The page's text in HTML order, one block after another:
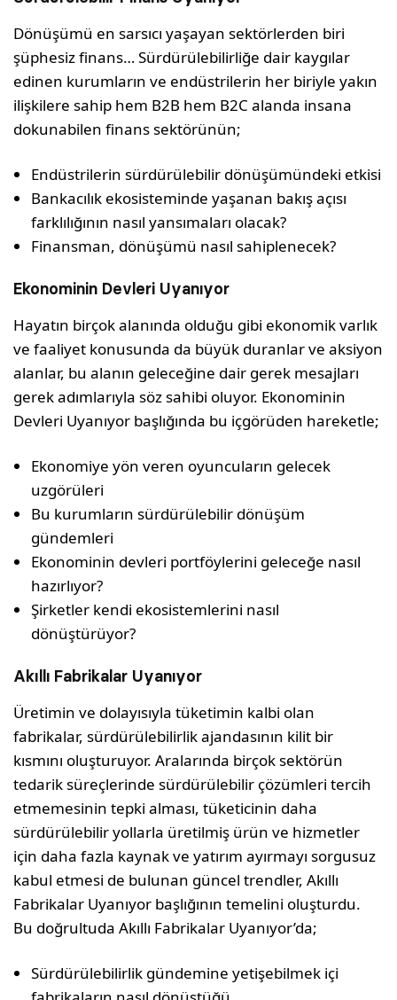
Dönüşümü en sarsıcı yaşayan sektörlerden biri
şüphesiz finans… Sürdürülebilirliğe dair kaygılar
edinen kurumların ve endüstrilerin her biriyle yakın
ilişkilere sahip hem B2B hem B2C alanda insana
dokunabilen finans sektörünün;
Endüstrilerin sürdürülebilir dönüşümündeki etkisi
Bankacılık ekosisteminde yaşanan bakış açısı
farklılığının nasıl yansımaları olacak?
Finansman, dönüşümü nasıl sahiplenecek?
Ekonominin Devleri Uyanıyor
Hayatın birçok alanında olduğu gibi ekonomik varlık
ve faaliyet konusunda da büyük duranlar ve aksiyon
alanlar, bu alanın geleceğine dair gerek mesajları
gerek adımlarıyla söz sahibi oluyor. Ekonominin
Devleri Uyanıyor başlığında bu içgörüden hareketle;
Ekonomiye yön veren oyuncuların gelecek
uzgörüleri
Bu kurumların sürdürülebilir dönüşüm
gündemleri
Ekonominin devleri portföylerini geleceğe nasıl
hazırlıyor?
Şirketler kendi ekosistemlerini nasıl
dönüştürüyor?
Akıllı Fabrikalar Uyanıyor
Üretimin ve dolayısıyla tüketimin kalbi olan
fabrikalar, sürdürülebilirlik ajandasının kilit bir
kısmını oluşturuyor. Aralarında birçok sektörün
tedarik süreçlerinde sürdürülebilir çözümleri tercih
etmemesinin tepki alması, tüketicinin daha
sürdürülebilir yollarla üretilmiş ürün ve hizmetler
için daha fazla kaynak ve yatırım ayırmayı sorgusuz
kabul etmesi de bulunan güncel trendler, Akıllı
Fabrikalar Uyanıyor başlığının temelini oluşturdu.
Bu doğrultuda Akıllı Fabrikalar Uyanıyor’da;
Sürdürülebilirlik gündemine yetişebilmek içi